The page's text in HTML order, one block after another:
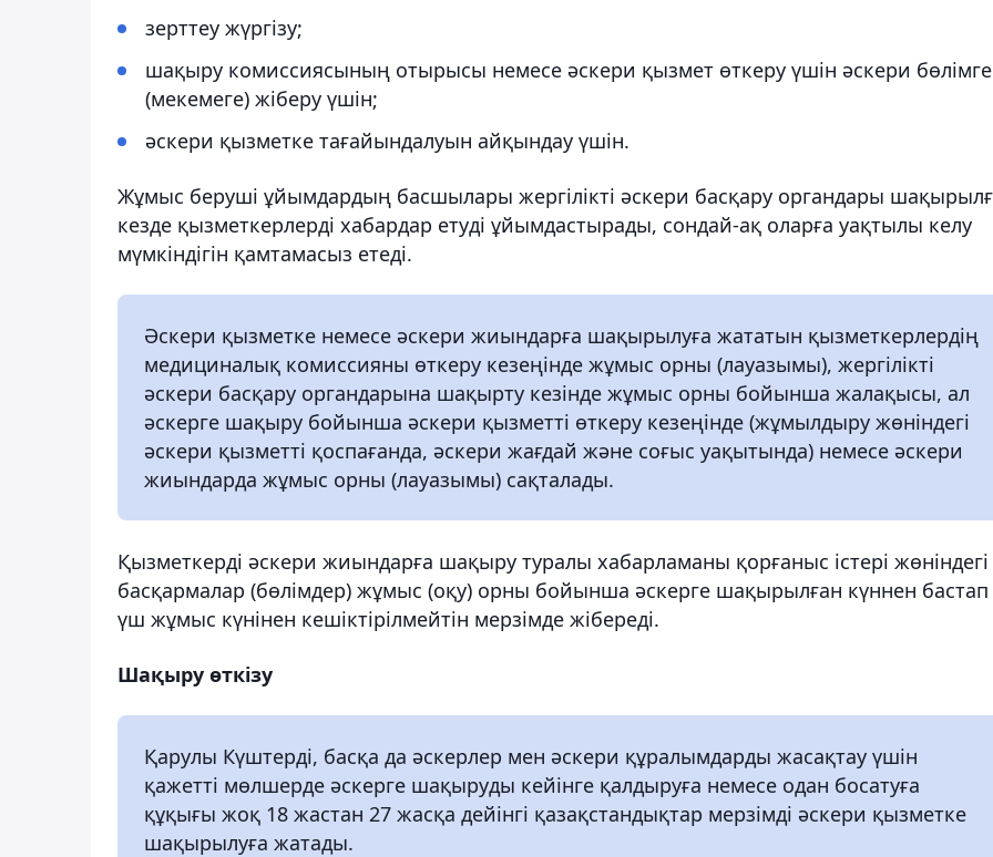
зерттеу жүргізу;
шақыру комиссиясының отырысы немесе әскери қызмет өткеру үшін әскери бөлімге
(мекемеге) жіберу үшін;
әскери қызметке тағайындалуын айқындау үшін.
Жұмыс беруші ұйымдардың басшылары жергілікті әскери басқару органдары
кезде қызметкерлерді хабардар етуді ұйымдастырады, сондай-ақ оларға уақтылы келу
мүмкіндігін қамтамасыз етеді.
Әскери қызметке немесе әскери жиындарға шақырылуға жататын қызметкерлердің
медициналық комиссияны өткеру кезеңінде жұмыс орны (лауазымы), жергілікті
әскери басқару органдарына шақырту кезінде жұмыс орны бойынша жалақысы, ал
әскерге шақыру бойынша әскери қызметті өткеру кезеңінде (жұмылдыру жөніндегі
әскери қызметті қоспағанда, әскери жағдай және соғыс уақытында) немесе әскери
жиындарда жұмыс орны (лауазымы) сақталады.
Қызметкерді әскери жиындарға шақыру туралы хабарламаны қорғаныс істері жөніндегі
басқармалар (бөлімдер) жұмыс (оқу) орны бойынша әскерге шақырылған күннен бастап
үш жұмыс күнінен кешіктірілмейтін мерзімде жібереді.
Шақыру өткізу
Қарулы Күштерді, басқа да әскерлер мен әскери құралымдарды жасақтау үшін
қажетті мөлшерде әскерге шақыруды кейінге қалдыруға немесе одан босатуға
құқығы жоқ 18 жастан 27 жасқа дейінгі қазақстандықтар мерзімді әскери қызметке
шақырылуға жатады.